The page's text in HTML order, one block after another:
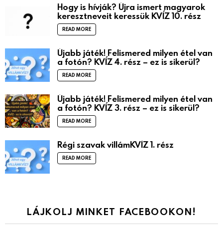
Hogy is hívják? Újra ismert magyarok
keresztneveit keressük KVÍZ 10. rész
READ MORE
Újabb játék! Felismered milyen étel van
a fotón? KVÍZ 4. rész – ez is sikerül?
READ MORE
Újabb játék! Felismered milyen étel van
a fotón? KVÍZ 3. rész – ez is sikerül?
READ MORE
Régi szavak villámKVÍZ 1. rész
READ MORE
LÁJKOLJ MINKET FACEBOOKON!